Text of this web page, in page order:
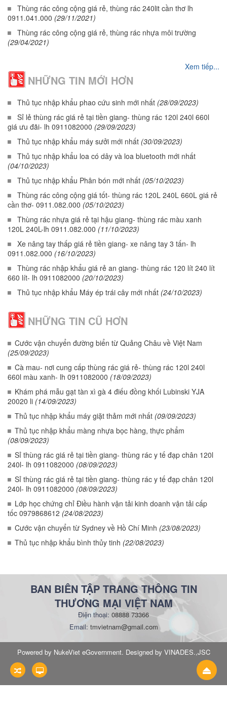
Thùng rác công cộng giá rẻ, thùng rác 240lit cần thơ lh
0911.041.000 (29/11/2021)
Thùng rác công cộng giá rẻ, thùng rác nhựa môi trường
(29/04/2021)
Xem tiếp...
NHỮNG TIN MỚI HƠN
Thủ tục nhập khẩu phao cứu sinh mới nhất (28/09/2023)
Sỉ lẻ thùng rác giá rẻ tại tiền giang- thùng rác 120l 240l 660l
giá ưu đãi- lh 0911082000 (29/09/2023)
Thủ tục nhập khẩu máy sưởi mới nhất (30/09/2023)
Thủ tục nhập khẩu loa có dây và loa bluetooth mới nhất
(04/10/2023)
Thủ tục nhập khẩu Phân bón mới nhất (05/10/2023)
Thùng rác công cộng giá tốt- thùng rác 120L 240L 660L giá rẻ
cần thơ- 0911.082.000 (05/10/2023)
Thùng rác nhựa giá rẻ tại hậu giang- thùng rác màu xanh
120L 240L-lh 0911.082.000 (11/10/2023)
Xe nâng tay thấp giá rẻ tiền giang- xe nâng tay 3 tấn- lh
0911.082.000 (16/10/2023)
Thùng rác nhập khẩu giá rẻ an giang- thùng rác 120 lít 240 lít
660 lít- lh 0911082000 (20/10/2023)
Thủ tục nhập khẩu Máy ép trái cây mới nhất (24/10/2023)
NHỮNG TIN CŨ HƠN
Cước vận chuyển đường biển từ Quảng Châu về Việt Nam
(25/09/2023)
Cà mau- nơi cung cấp thùng rác giá rẻ- thùng rác 120l 240l
660l màu xanh- lh 0911082000 (18/09/2023)
Khám phá mẫu gạt tàn xì gà 4 điếu đồng khối Lubinski YJA
20020 li (14/09/2023)
Thủ tục nhập khẩu máy giặt thảm mới nhất (09/09/2023)
Thủ tục nhập khẩu màng nhựa bọc hàng, thực phẩm
(08/09/2023)
Sỉ thùng rác giá rẻ tại tiền giang- thùng rác y tế đạp chân 120l
240l- lh 0911082000 (08/09/2023)
Sỉ thùng rác giá rẻ tại tiền giang- thùng rác y tế đạp chân 120l
240l- lh 0911082000 (08/09/2023)
Lớp học chứng chỉ Điều hành vận tải kinh doanh vận tải cấp
tốc 0979868612 (24/08/2023)
Cước vận chuyển từ Sydney về Hồ Chí Minh (23/08/2023)
Thủ tục nhập khẩu bình thủy tinh (22/08/2023)
BAN BIÊN TẬP TRANG THÔNG TIN
THƯƠNG MẠI VIỆT NAM
Điện thoại: 08888 73366
Email: tmvietnam@gmail.com
Powered by NukeViet eGovernment. Designed by VINADES.,JSC